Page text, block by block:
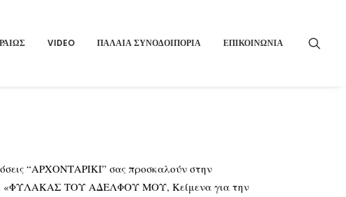
VIDEO ΠΑΛΑΙΑ ΣΥΝΟΔΟΙΠΟΡΙΑ ΕΠΙΚΟΙΝΩΝΙΑ
“ΑΡΧΟΝΤΑΡΙΚΙ” σας προσκαλούν στην
«ΦΥΛΑΚΑΣ ΤΟΥ ΑΔΕΛΦΟΥ ΜΟΥ, Κείμενα για την